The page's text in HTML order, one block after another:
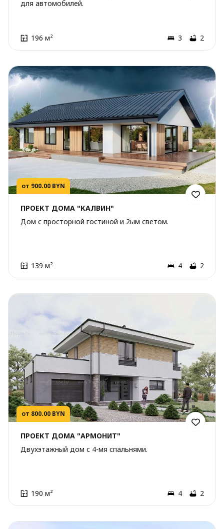
для автомобилей.
196 м² 3 2
от 900.00 BYN
ПРОЕКТ ДОМА "КАЛВИН"
Дом с просторной гостиной и 2ым светом.
139 м² 4 2
от 800.00 BYN
ПРОЕКТ ДОМА "АРМОНИТ"
Двухэтажный дом с 4-мя спальнями.
190 м² 4 2